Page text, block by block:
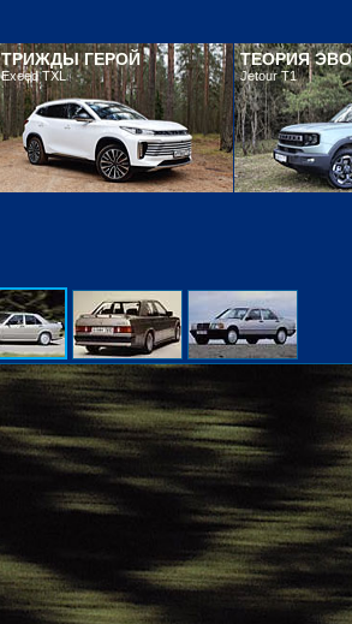
ТРИЖДЫ ГЕРОЙ
Exeed TXL
ТЕОРИЯ
Jetour T1